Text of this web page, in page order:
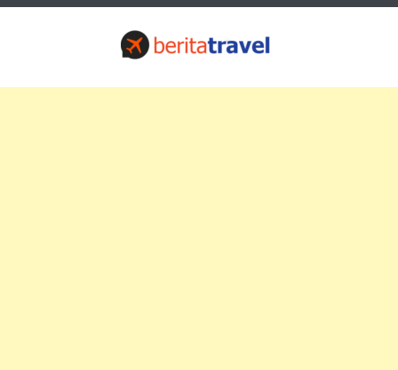
Travelbiz